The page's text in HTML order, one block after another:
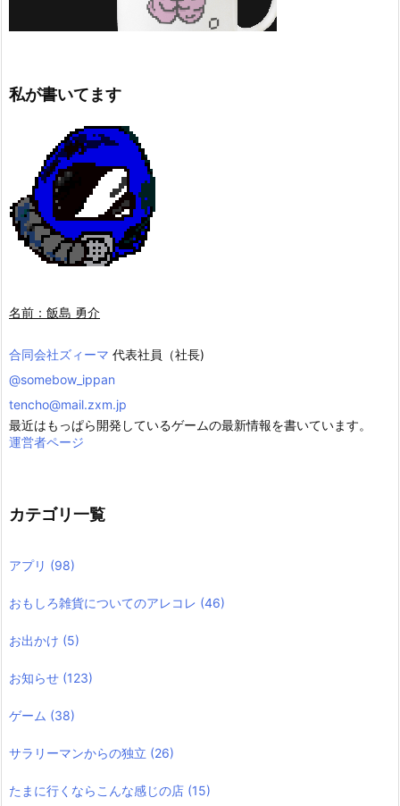
私が書いてます
名前：飯島 勇介
合同会社ズィーマ 代表社員（社長)
@somebow_ippan
tencho@mail.zxm.jp
最近はもっぱら開発しているゲームの最新情報を書いています。
運営者ページ
カテゴリ一覧
アプリ (98)
おもしろ雑貨についてのアレコレ (46)
お出かけ (5)
お知らせ (123)
ゲーム (38)
サラリーマンからの独立 (26)
たまに行くならこんな感じの店 (15)